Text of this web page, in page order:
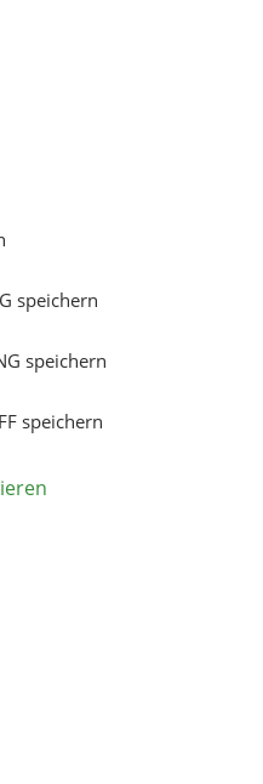
speichern
speichern
speichern